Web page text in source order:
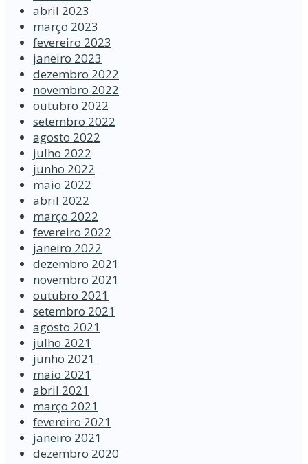
abril 2023
março 2023
fevereiro 2023
janeiro 2023
dezembro 2022
novembro 2022
outubro 2022
setembro 2022
agosto 2022
julho 2022
junho 2022
maio 2022
abril 2022
março 2022
fevereiro 2022
janeiro 2022
dezembro 2021
novembro 2021
outubro 2021
setembro 2021
agosto 2021
julho 2021
junho 2021
maio 2021
abril 2021
março 2021
fevereiro 2021
janeiro 2021
dezembro 2020